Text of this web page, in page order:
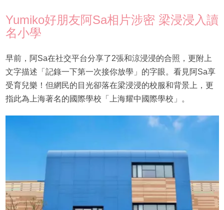
Yumiko好朋友阿Sa相片涉密 梁浸浸入讀
名小學
早前，阿Sa在社交平台分享了2張和涼浸浸的合照，更附上
文字描述「記錄一下第一次接你放學」的字眼。看見阿Sa享
受育兒樂！但網民的目光卻落在梁浸浸的校服和背景上，更
指此為上海著名的國際學校「上海耀中國際學校」。